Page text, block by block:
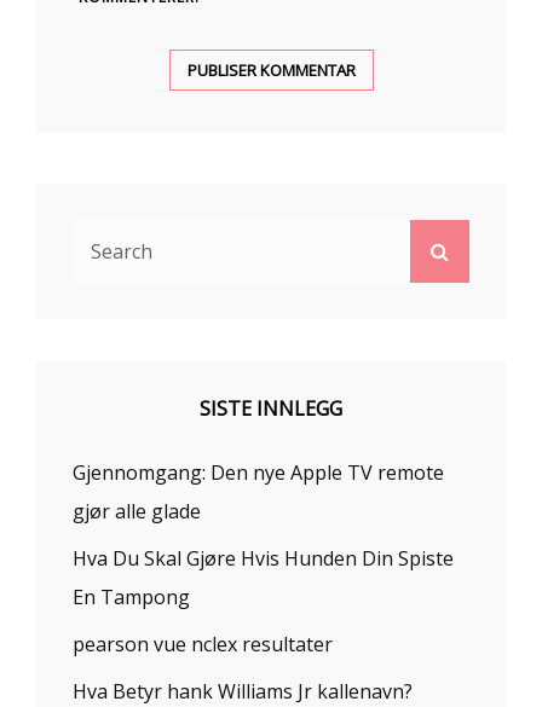
SISTE INNLEGG
Gjennomgang: Den nye Apple TV remote
gjør alle glade
Hva Du Skal Gjøre Hvis Hunden Din Spiste
En Tampong
pearson vue nclex resultater
Hva Betyr hank Williams Jr kallenavn?